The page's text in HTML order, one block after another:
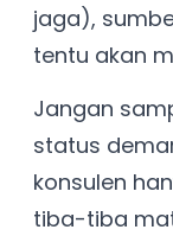
jaga),
tentu akan
Jangan
status
konsulen
tiba-tiba